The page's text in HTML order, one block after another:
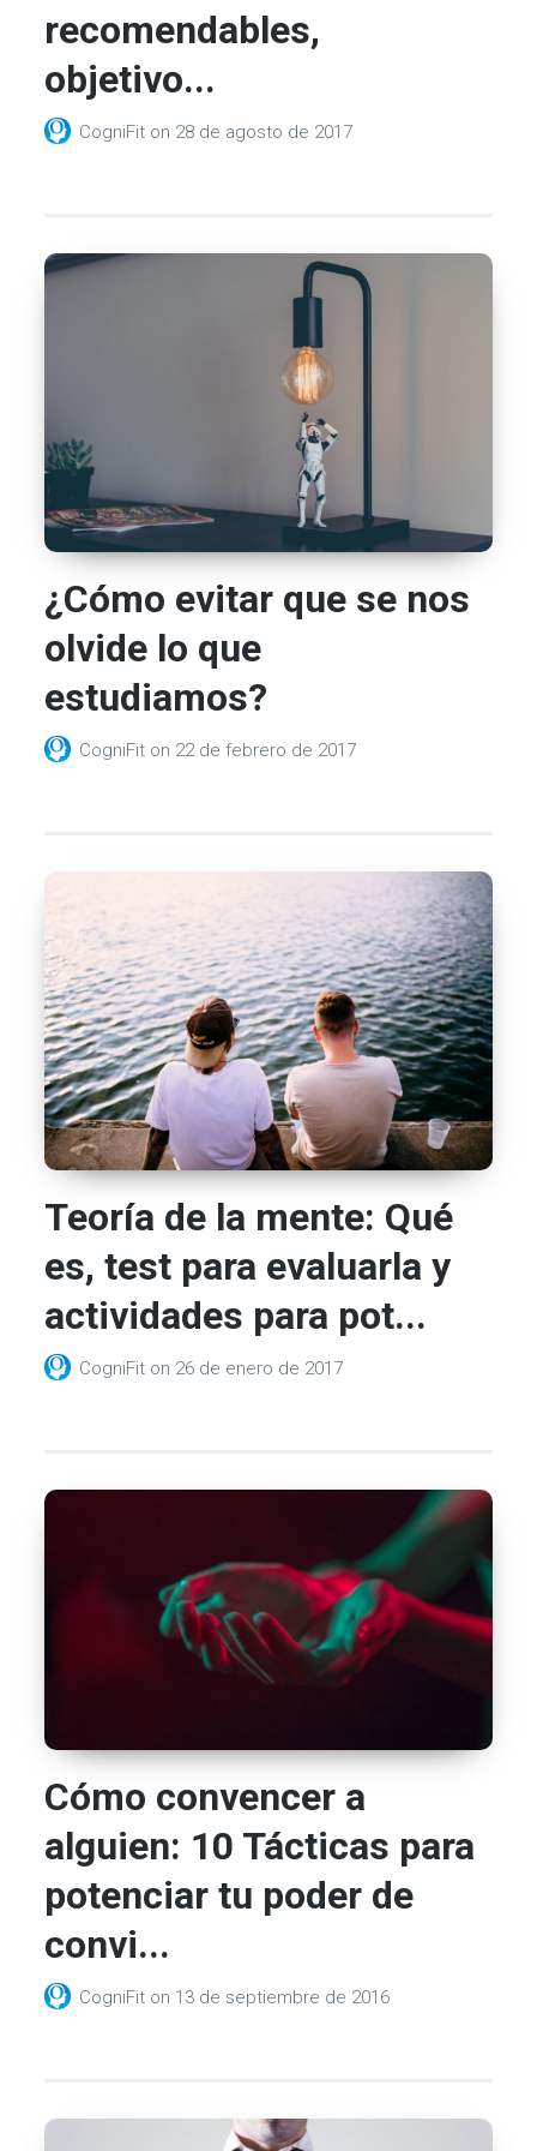
recomendables,
objetivo...
CogniFit on 28 de agosto de 2017
¿Cómo evitar que se nos
olvide lo que
estudiamos?
CogniFit on 22 de febrero de 2017
Teoría de la mente: Qué
es, test para evaluarla y
actividades para pot...
CogniFit on 26 de enero de 2017
Cómo convencer a
alguien: 10 Tácticas para
potenciar tu poder de
convi...
CogniFit on 13 de septiembre de 2016